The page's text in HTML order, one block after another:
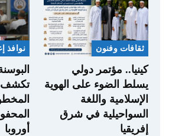
ثقافات وفنون
كينيا.. مؤتمر دولي
يسلط الضوء على الهوية
الإسلامية واللغة
السواحيلية في شرق
إفريقيا
نوافذ
تكشف
أوروبا